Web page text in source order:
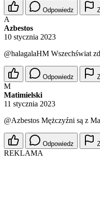
Odpowiedz
A
Azbestos
10 stycznia 2023
@halagalaHM Wszechświat
Odpowiedz
M
Matimielski
11 stycznia 2023
@Azbestos Mężczyźni są z
Odpowiedz
REKLAMA